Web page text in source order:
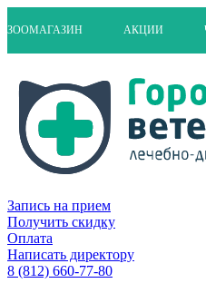
ЗООМАГАЗИН АКЦИИ
Запись на прием
Получить скидку
Оплата
Написать директору
8 (812) 660-77-80